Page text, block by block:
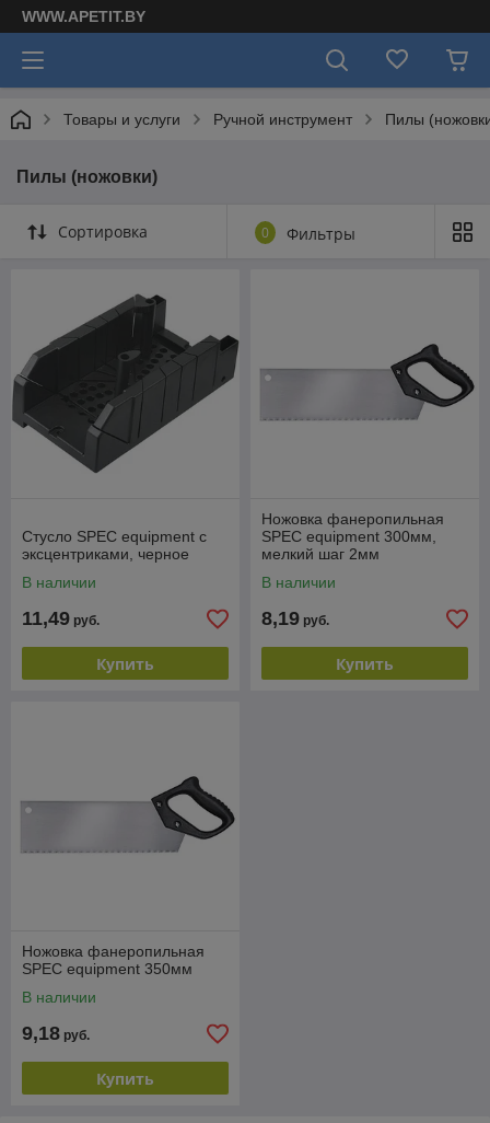
WWW.APETIT.BY
Товары и услуги Ручной инструмент Пилы
Пилы (ножовки)
Сортировка 0 Фильтры
Стусло SPEC equipment с
эксцентриками, черное
В наличии
11,49 руб.
Купить
Ножовка фанеропильная
SPEC equipment 300мм,
мелкий шаг 2мм
В наличии
8,19 руб.
Купить
Ножовка фанеропильная
SPEC equipment 350мм
В наличии
9,18 руб.
Купить